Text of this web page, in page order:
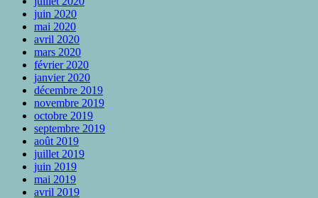
juin 2020
mai 2020
avril 2020
mars 2020
février 2020
janvier 2020
décembre 2019
novembre 2019
octobre 2019
septembre 2019
août 2019
juillet 2019
juin 2019
mai 2019
avril 2019